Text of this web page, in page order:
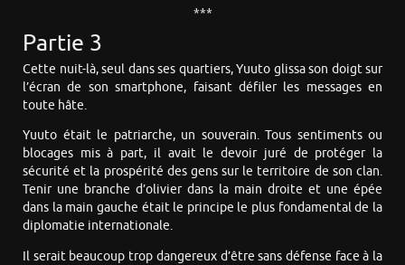
***
Partie 3
Cette nuit-là, seul dans ses quartiers, Yuuto glissa son doigt sur
l’écran de son smartphone, faisant défiler les messages en
toute hâte.
Yuuto était le patriarche, un souverain. Tous sentiments ou
blocages mis à part, il avait le devoir juré de protéger la
sécurité et la prospérité des gens sur le territoire de son clan.
Tenir une branche d’olivier dans la main droite et une épée
dans la main gauche était le principe le plus fondamental de la
diplomatie internationale.
Il serait beaucoup trop dangereux d’être sans défense face à la